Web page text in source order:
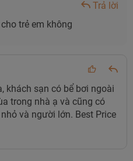
tới bến xe Bãi Cháy với giá
sau đó đi tiếp taxi khoảng
theo đầy đủ giấy tờ xe
hành trình.
Trả lời
trẻ em không
khách sạn có bể bơi ngoài
trong nhà ạ và cũng có
và người lớn. Best Price